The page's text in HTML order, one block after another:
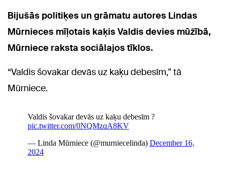
Bijušās politiķes un grāmatu autores Lindas
Mūrnieces mīļotais kaķis Valdis devies mūžībā,
Mūrniece raksta sociālajos tīklos.
“Valdis šovakar devās uz kaķu debesīm,” tā
Mūrniece.